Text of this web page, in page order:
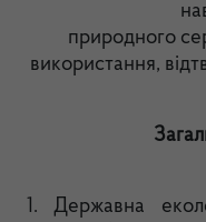
природного
використання,
1. Державна